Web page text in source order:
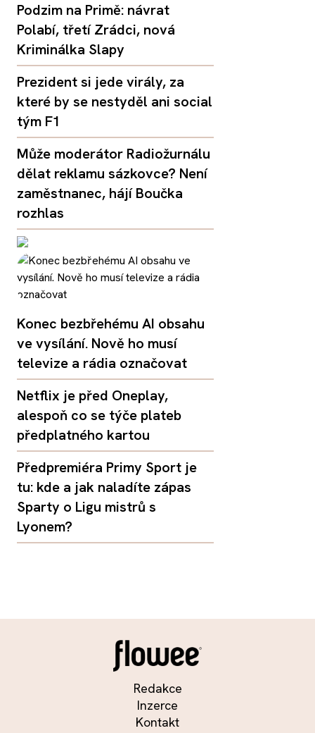
Podzim na Primě: návrat
Polabí, třetí Zrádci, nová
Kriminálka Slapy
Prezident si jede virály, za
které by se nestyděl ani social
tým F1
Může moderátor Radiožurnálu
dělat reklamu sázkovce? Není
zaměstnanec, hájí Boučka
rozhlas
Konec bezbřehému AI obsahu
ve vysílání. Nově ho musí
televize a rádia označovat
Netflix je před Oneplay,
alespoň co se týče plateb
předplatného kartou
Předpremiéra Primy Sport je
tu: kde a jak naladíte zápas
Sparty o Ligu mistrů s
Lyonem?
Redakce
Inzerce
Kontakt